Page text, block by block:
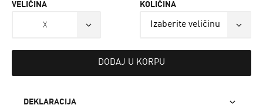
VELIČINA
X
KOLIČINA
DODAJ U KORPU
DEKLARACIJA